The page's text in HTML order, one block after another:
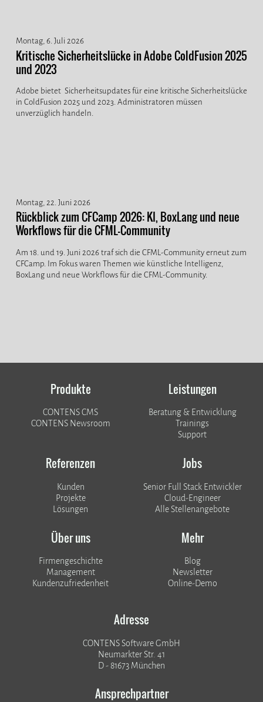
Montag, 6. Juli 2026
Kritische Sicherheitslücke in Adobe ColdFusion 2025
und 2023
Adobe bietet Sicherheitsupdates für eine kritische Sicherheitslücke
in ColdFusion 2025 und 2023. Administratoren müssen
unverzüglich handeln.
Montag, 22. Juni 2026
Rückblick zum CFCamp 2026: KI, BoxLang und neue
Workflows für die CFML-Community
Am 18. und 19. Juni 2026 traf sich die CFML-Community erneut zum
CFCamp. Im Fokus waren Themen wie künstliche Intelligenz,
BoxLang und neue Workflows für die CFML-Community.
Produkte
CONTENS CMS
CONTENS Newsroom
Leistungen
Beratung & Entwicklung
Trainings
Support
Referenzen
Kunden
​​​​​​​Projekte
Lösungen
Jobs
Senior Full Stack Entwickler
Cloud-Engineer
Alle Stellenangebote
Über uns
Firmengeschichte
Management
Kundenzufriedenheit
Mehr
Blog
Newsletter
Online-Demo
Adresse
CONTENS Software GmbH
Neumarkter Str. 41
D - 81673 München
Ansprechpartner